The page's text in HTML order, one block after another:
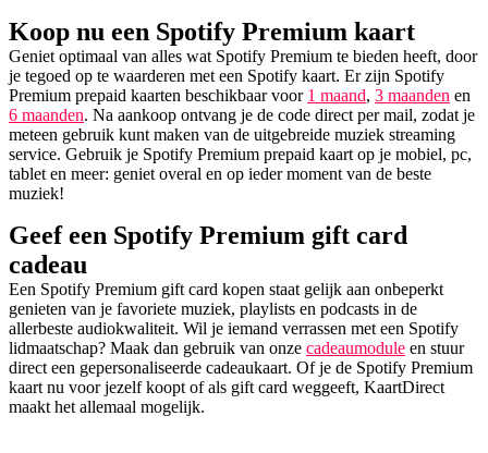
Koop nu een Spotify Premium kaart
Geniet optimaal van alles wat Spotify Premium te bieden heeft, door
je tegoed op te waarderen met een Spotify kaart. Er zijn Spotify
Premium prepaid kaarten beschikbaar voor 1 maand, 3 maanden en
6 maanden. Na aankoop ontvang je de code direct per mail, zodat je
meteen gebruik kunt maken van de uitgebreide muziek streaming
service. Gebruik je Spotify Premium prepaid kaart op je mobiel, pc,
tablet en meer: geniet overal en op ieder moment van de beste
muziek!
Geef een Spotify Premium gift card
cadeau
Een Spotify Premium gift card kopen staat gelijk aan onbeperkt
genieten van je favoriete muziek, playlists en podcasts in de
allerbeste audiokwaliteit. Wil je iemand verrassen met een Spotify
lidmaatschap? Maak dan gebruik van onze cadeaumodule en stuur
direct een gepersonaliseerde cadeaukaart. Of je de Spotify Premium
kaart nu voor jezelf koopt of als gift card weggeeft, KaartDirect
maakt het allemaal mogelijk.